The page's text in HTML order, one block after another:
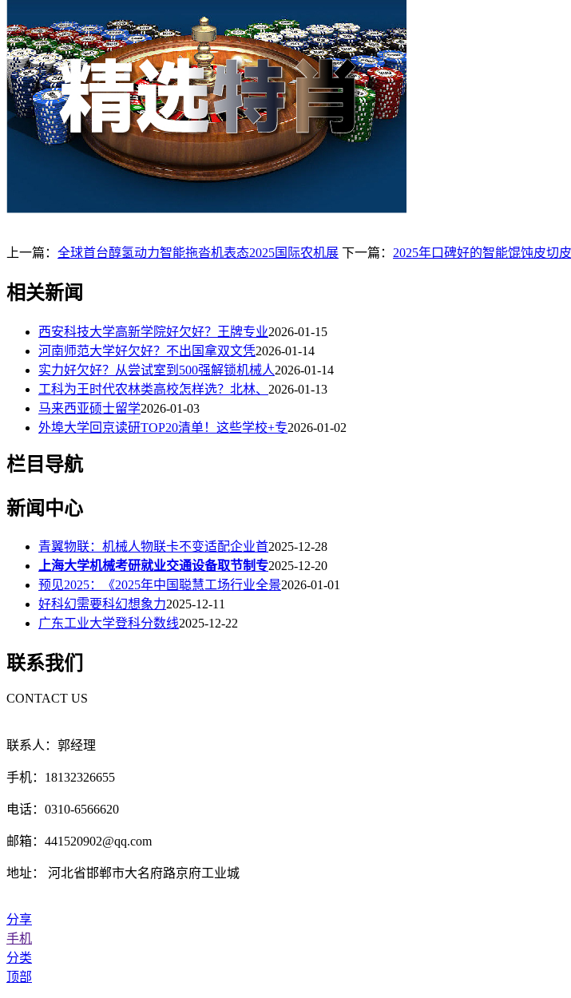
上一篇： 全球首台醇氢动力智能拖沓机表态2025国际农机展 下一篇： 2025年口碑好的智能馄饨皮切
相关新闻
西安科技大学高新学院好欠好？王牌专业2026-01-15
河南师范大学好欠好？不出国拿双文凭2026-01-14
实力好欠好？从尝试室到500强解锁机械人2026-01-14
工科为王时代农林类高校怎样选？北林、 2026-01-13
马来西亚硕士留学2026-01-03
外埠大学回京读研TOP20清单！这些学校+专2026-01-02
栏目导航
新闻中心
青翼物联：机械人物联卡不变适配企业首2025-12-28
上海大学机械考研就业交通设备取节制专2025-12-20
预见2025：《2025年中国聪慧工场行业全景2026-01-01
好科幻需要科幻想象力2025-12-11
广东工业大学登科分数线2025-12-22
联系我们
CONTACT US
联系人：郭经理
手机：18132326655
电话：0310-6566620
邮箱：441520902@qq.com
地址： 河北省邯郸市大名府路京府工业城
分享
手机
分类
顶部